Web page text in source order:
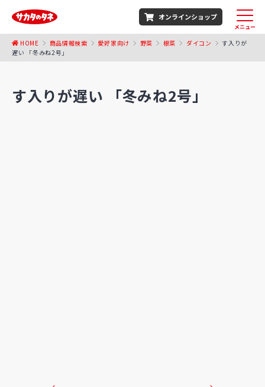
オンラインショップ
メニュー
HOME 商品情報検索 愛好家向け 野菜 根菜 ダイコン
す入りが
遅い 「冬みね2号」
す入りが遅い 「冬みね2号」